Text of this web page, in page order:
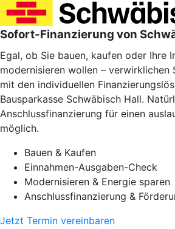
Sofort-Finanzierung von
Egal, ob Sie bauen, kaufen oder Ihre
modernisieren wollen – verwirklichen
mit den individuellen
Bausparkasse Schwäbisch Hall.
Anschlussfinanzierung für einen
möglich.
Bauen & Kaufen
Einnahmen-Ausgaben-Check
Modernisieren & Energie sparen
Anschlussfinanzierung &
Jetzt Termin vereinbaren